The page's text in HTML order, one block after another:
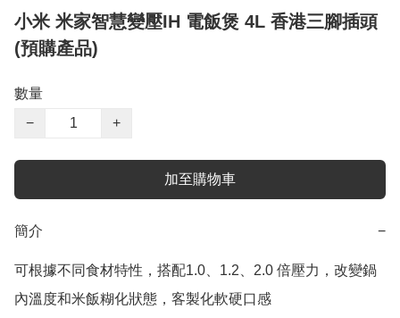
小米 米家智慧變壓IH 電飯煲 4L 香港三腳插頭
(預購產品)
數量
−
+
加至購物車
簡介 −
可根據不同食材特性，搭配1.0、1.2、2.0 倍壓力，改變鍋
內溫度和米飯糊化狀態，客製化軟硬口感